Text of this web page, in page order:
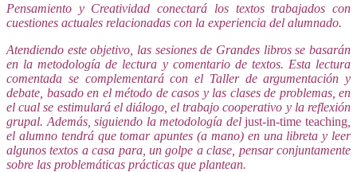
Pensamiento y Creatividad conectará los textos trabajados con
cuestiones actuales relacionadas con la experiencia del alumnado.
Atendiendo este objetivo, las sesiones de Grandes libros se basarán
en la metodología de lectura y comentario de textos. Esta lectura
comentada se complementará con el Taller de argumentación y
debate, basado en el método de casos y las clases de problemas, en
el cual se estimulará el diálogo, el trabajo cooperativo y la reflexión
grupal. Además, siguiendo la metodología deljust-in-time teaching
el alumno tendrá que tomar apuntes (a mano) en una libreta y leer
algunos textos a casa para, un golpe a clase, pensar conjuntamente
sobre las problemáticas prácticas que plantean.